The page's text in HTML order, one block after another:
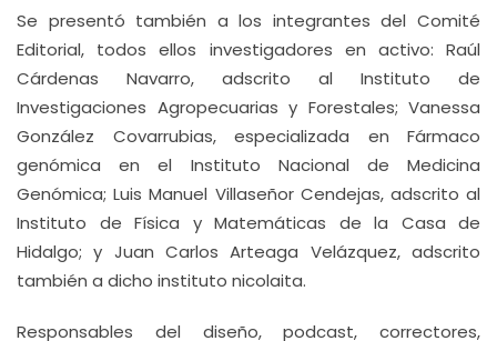
Se presentó también a los integrantes del Comité
Editorial, todos ellos investigadores en activo: Raúl
Cárdenas Navarro, adscrito al Instituto de
Investigaciones Agropecuarias y Forestales; Vanessa
González Covarrubias, especializada en Fármaco
genómica en el Instituto Nacional de Medicina
Genómica; Luis Manuel Villaseñor Cendejas, adscrito al
Instituto de Física y Matemáticas de la Casa de
Hidalgo; y Juan Carlos Arteaga Velázquez, adscrito
también a dicho instituto nicolaita.
Responsables del diseño, podcast, correctores,